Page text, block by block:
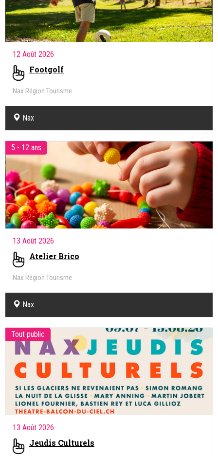
12 Août 2026
Footgolf
Nax Région Tourisme
Nax
5 - 12 ans
13 Août 2026
Atelier Brico
Nax Région Tourisme
Nax
Tout public
13 Août 2026
Jeudis Culturels